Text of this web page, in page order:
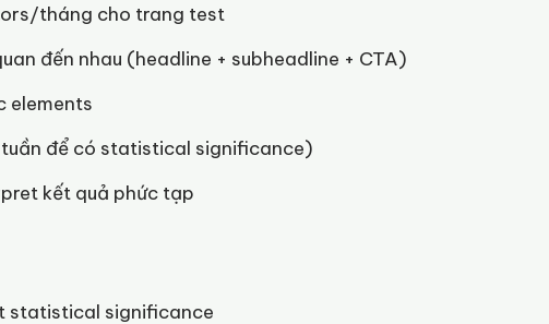
tháng cho trang test
đến nhau (headline + subheadline + CTA)
elements
để có statistical significance)
kết quả phức tạp
statistical significance